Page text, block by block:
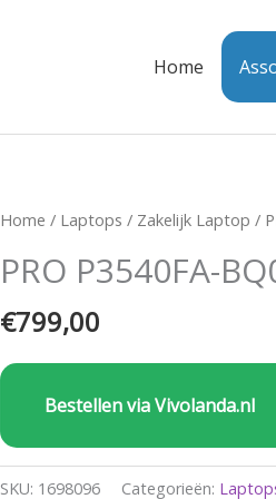
Home
Home / Laptops / Zakelijk Laptop /
PRO P3540FA-
€799,00
Bestellen via Vivolanda.nl
SKU: 1698096 Categorieën: